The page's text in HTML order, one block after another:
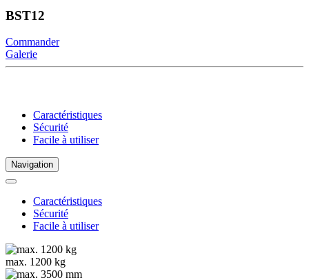
BST12
Commander
Galerie
Caractéristiques
Sécurité
Facile à utiliser
Navigation
Caractéristiques
Sécurité
Facile à utiliser
max. 1200 kg